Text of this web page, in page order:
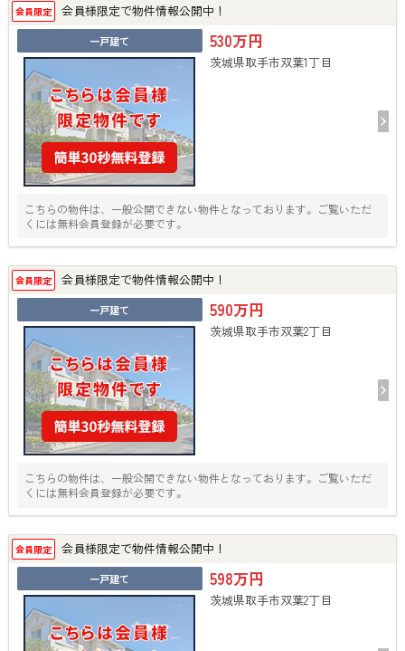
会員限定 会員様限定で物件情報公開中！
一戸建て 530万円
茨城県取手市双葉1丁目
こちらの物件は、一般公開できない物件となっております。ご覧いただ
くには無料会員登録が必要です。
会員限定 会員様限定で物件情報公開中！
一戸建て 590万円
茨城県取手市双葉2丁目
こちらの物件は、一般公開できない物件となっております。ご覧いただ
くには無料会員登録が必要です。
会員限定 会員様限定で物件情報公開中！
一戸建て 598万円
茨城県取手市双葉2丁目